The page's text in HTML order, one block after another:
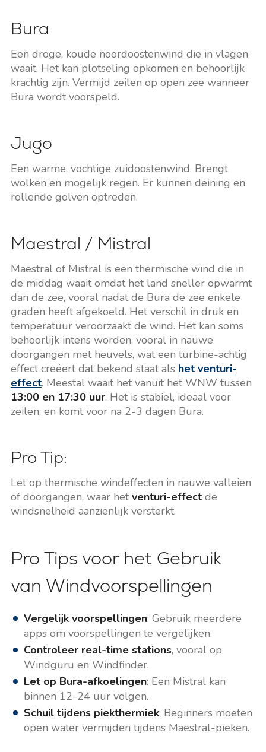
Bura
Een droge, koude noordoostenwind die in vlagen
waait. Het kan plotseling opkomen en behoorlijk
krachtig zijn. Vermijd zeilen op open zee wanneer
Bura wordt voorspeld.
Jugo
Een warme, vochtige zuidoostenwind. Brengt
wolken en mogelijk regen. Er kunnen deining en
rollende golven optreden.
Maestral / Mistral
Maestral of Mistral is een thermische wind die in
de middag waait omdat het land sneller opwarmt
dan de zee, vooral nadat de Bura de zee enkele
graden heeft afgekoeld. Het verschil in druk en
temperatuur veroorzaakt de wind. Het kan soms
behoorlijk intens worden, vooral in nauwe
doorgangen met heuvels, wat een turbine-achtig
effect creëert dat bekend staat als het venturi-
effect. Meestal waait het vanuit het WNW tussen
13:00 en 17:30 uur. Het is stabiel, ideaal voor
zeilen, en komt voor na 2-3 dagen Bura.
Pro Tip:
Let op thermische windeffecten in nauwe valleien
of doorgangen, waar hetventuri-effectde
windsnelheid aanzienlijk versterkt.
Pro Tips voor het Gebruik
van Windvoorspellingen
Vergelijk voorspellingen: Gebruik meerdere
apps om voorspellingen te vergelijken.
Controleer real-time stations, vooral op
Windguru en Windfinder.
Let op Bura-afkoelingen: Een Mistral kan
binnen 12-24 uur volgen.
Schuil tijdens piekthermiek: Beginners moeten
open water vermijden tijdens Maestral-pieken.